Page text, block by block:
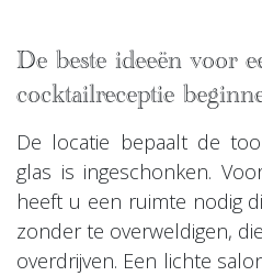
De beste ideeën voor
cocktailreceptie
De locatie bepaalt de
glas is ingeschonken.
heeft u een ruimte nodig
zonder te overweldigen,
overdrijven. Een lichte